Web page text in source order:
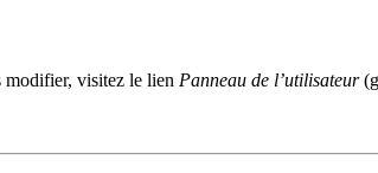
modifier, visitez le lien Panneau de l’utilisateur